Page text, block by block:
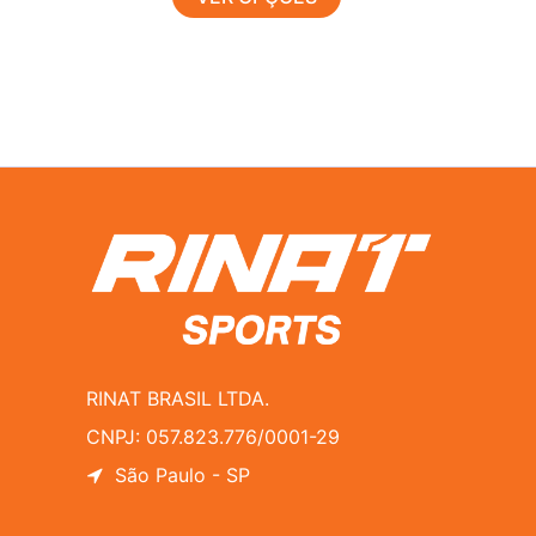
RINAT BRASIL LTDA.
CNPJ: 057.823.776/0001-29
São Paulo - SP